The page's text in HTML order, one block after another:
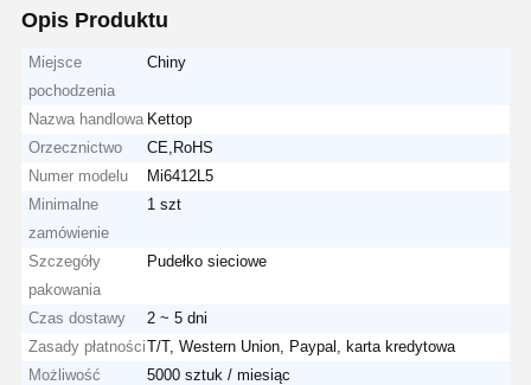
Opis Produktu
Miejsce
pochodzenia
Chiny
Nazwa handlowa Kettop
Orzecznictwo
CE,RoHS
Numer modelu
Mi6412L5
Minimalne
zamówienie
1 szt
Szczegóły
pakowania
Pudełko sieciowe
Czas dostawy
2 ~ 5 dni
Zasady płatnościT/T, Western Union, Paypal, karta kredytowa
Możliwość
5000 sztuk / miesiąc